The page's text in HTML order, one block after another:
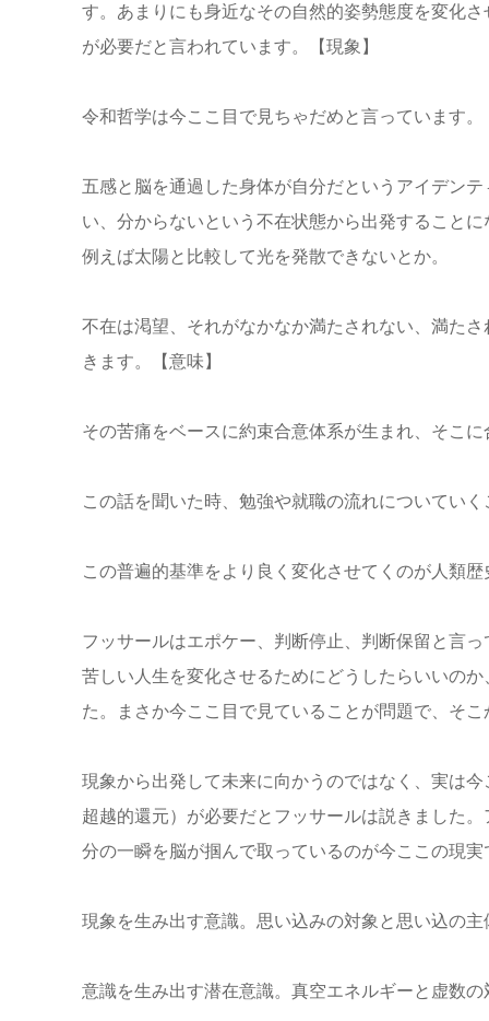
す。あまりにも身近なその自然的姿勢態度を変化
が必要だと言われています。【現象】
令和哲学は今ここ目で見ちゃだめと言っています。
五感と脳を通過した身体が自分だというアイデン
い、分からないという不在状態から出発することに
例えば太陽と比較して光を発散できないとか。
不在は渇望、それがなかなか満たされない、満た
きます。【意味】
その苦痛をベースに約束合意体系が生まれ、そこ
この話を聞いた時、勉強や就職の流れについてい
この普遍的基準をより良く変化させてくのが人類
フッサールはエポケー、判断停止、判断保留と言っ
苦しい人生を変化させるためにどうしたらいいの
た。まさか今ここ目で見ていることが問題で、そ
現象から出発して未来に向かうのではなく、実は
超越的還元）が必要だとフッサールは説きました
分の一瞬を脳が掴んで取っているのが今ここの現実
現象を生み出す意識。思い込みの対象と思い込の主
意識を生み出す潜在意識。真空エネルギーと虚数